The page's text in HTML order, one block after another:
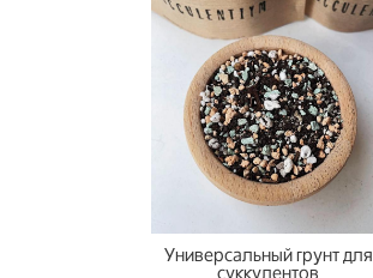
Универсальный грунт для